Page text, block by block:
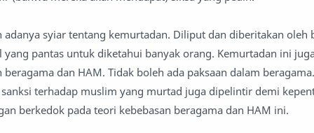
adanya syiar tentang kemurtadan. Diliput dan diberitakan oleh
yang pantas untuk diketahui banyak orang. Kemurtadan ini
dan HAM. Tidak boleh ada paksaan dalam
terhadap muslim yang murtad juga dipelintir demi
berkedok pada teori kebebasan beragama dan HAM ini.